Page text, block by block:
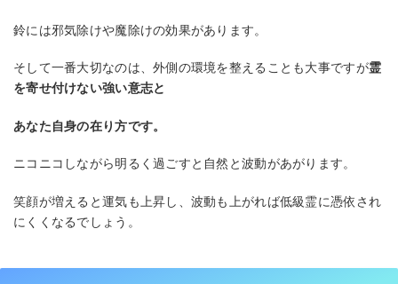
鈴には邪気除けや魔除けの効果があります。
そして一番大切なのは、外側の環境を整えることも大事ですが霊
を寄せ付けない強い意志と
あなた自身の在り方です。
ニコニコしながら明るく過ごすと自然と波動があがります。
笑顔が増えると運気も上昇し、波動も上がれば低級霊に憑依され
にくくなるでしょう。